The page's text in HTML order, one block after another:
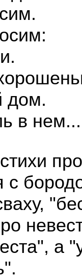
дом.
в нем...
с
а